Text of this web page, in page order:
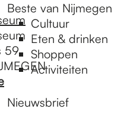
Beste van Nijmegen
Cultuur
Eten & drinken
Shoppen
Activiteiten
Nieuwsbrief
59
n
a
a